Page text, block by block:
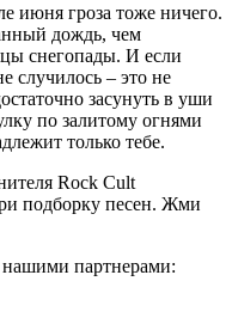
июня гроза тоже ничего.
дождь, чем
снегопады. И если
случилось – это не
засунуть в уши
по залитому огнями
только тебе.
Rock Cult
подборку песен. Жми
нашими партнерами: